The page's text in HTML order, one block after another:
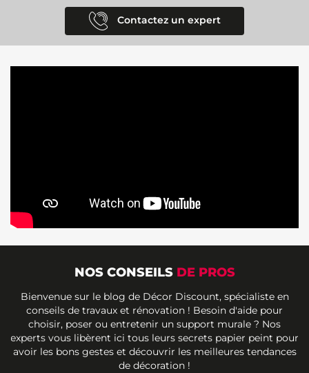
Contactez un expert
NOS CONSEILS DE PROS
Bienvenue sur le blog de Décor Discount, spécialiste en
conseils de travaux et rénovation ! Besoin d'aide pour
choisir, poser ou entretenir un support murale ? Nos
experts vous libèrent ici tous leurs secrets papier peint pour
avoir les bons gestes et découvrir les meilleures tendances
de décoration !